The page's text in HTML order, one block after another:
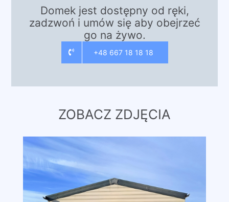
Domek jest dostępny od ręki,
zadzwoń i umów się aby obejrzeć
go na żywo.
+48 667 18 18 18
ZOBACZ ZDJĘCIA